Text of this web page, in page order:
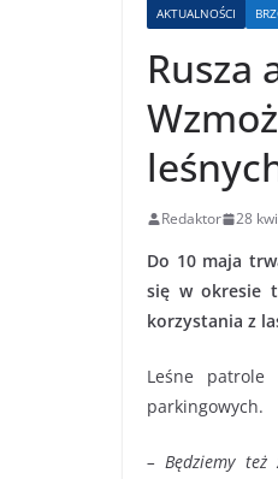
AKTUALNOŚCI
Rusza
Redaktor 28
Do 10 maja
się w okresie
korzystania z
Leśne
parkingowych.
– Będziemy też